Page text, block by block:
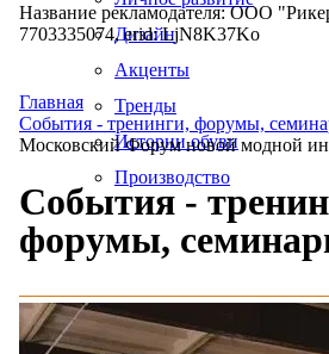
Дизайн
Акценты
Тренды
Истории обуви
Производство
Название рекламодателя: ООО
7703335074, erid: LjN8K37Ko
Главная
События - тренинги, форумы,
Московский Форум новой модной
События -
форумы,